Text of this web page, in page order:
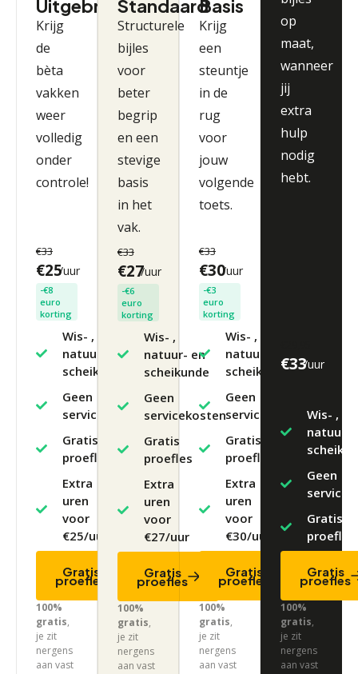
Uitgebreid
Krijg
de
bèta
vakken
weer
volledig
onder
controle!
€33
€25/uur
-€8
euro
korting
Wis- ,
natuur- en
scheikunde
Geen
servicekosten
Gratis
proefles
Extra
uren
voor
€25/uur
Gratis
proefles
100%
gratis,
je zit
nergens
aan vast
Standaard
Structurele
bijles
voor
beter
begrip
en een
stevige
basis
in het
vak.
€33
€27/uur
-€6
euro
korting
Wis- ,
natuur- en
scheikunde​
Geen
servicekosten
Gratis
proefles
Extra
uren
voor
€27/uur
Gratis
proefles
100%
gratis,
je zit
nergens
aan vast
Basis
Krijg
een
steuntje
in de
rug
voor
jouw
volgende
toets.
€33
€30/uur
-€3
euro
korting
Wis- ,
natuur- en
scheikunde​
Geen
servicekosten
Gratis
proefles
Extra
uren
voor
€30/uur
Gratis
proefles
100%
gratis,
je zit
nergens
aan vast
op
maat,
wanneer
jij
extra
hulp
nodig
hebt.
€33/uur
Wis- ,
natuur-
Geen
Gratis
proefles
Gratis
proefles
100%
gratis,
je zit
nergens
aan vast